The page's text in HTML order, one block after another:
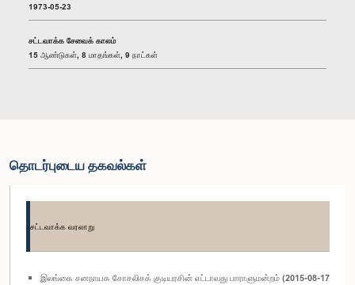
1973-05-23
சட்டவாக்க சேவைக் காலம்
15 ஆண்டுகள், 8 மாதங்கள், 9 நாட்கள்
தொடர்புடைய தகவல்கள்
சட்டவாக்க வரலாறு
இலங்கை சனநாயக சோசலிசக் குடியரசின் எட்டாவது பாராளுமன்றம் (2015-08-17